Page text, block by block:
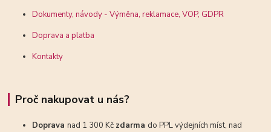
Dokumenty, návody - Výměna, reklamace, VOP, GDPR
Doprava a platba
Kontakty
Proč nakupovat u nás?
Dopravanad 1 300 Kč zdarma do PPL výdejních míst, nad